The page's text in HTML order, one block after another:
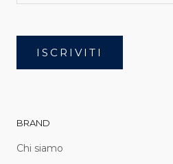
ISCRIVITI
BRAND
Chi siamo